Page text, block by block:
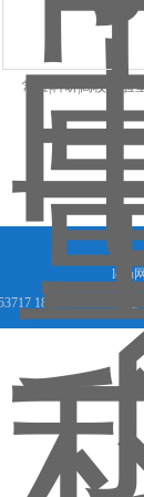
常量|科研|高校|实验
leyu
18825066456 地